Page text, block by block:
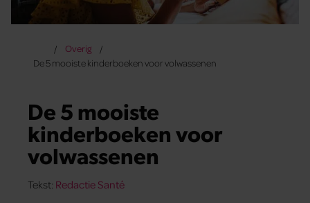
Overig
De 5 mooiste kinderboeken voor volwassenen
De 5 mooiste
kinderboeken voor
volwassenen
Tekst: Redactie Santé